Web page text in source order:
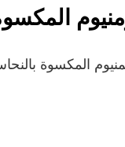
المكسوة